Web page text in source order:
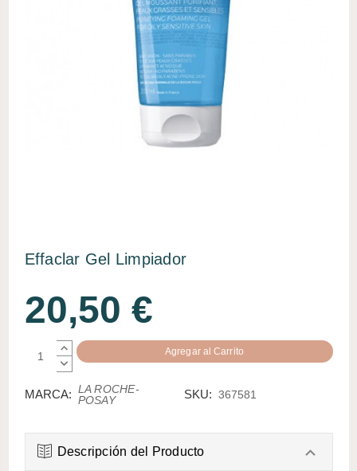
Effaclar Gel Limpiador
20,50 €
AUMENTAR
CANTIDAD:
DISMINUIR
MARCA: LA ROCHE-
POSAY
SKU: 367581
Descripción del Producto